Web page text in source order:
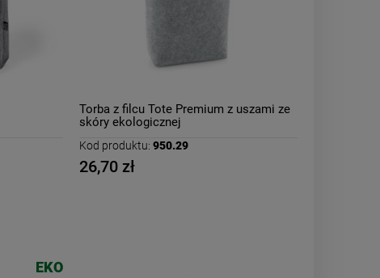
Torba z filcu Tote Premium z uszami ze
skóry ekologicznej
Kod produktu: 950.29
26,70 zł
EKO